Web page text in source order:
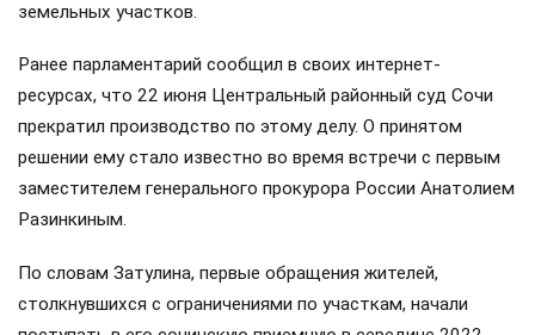
земельных участков.
Ранее парламентарий сообщил в своих интернет-
ресурсах, что 22 июня Центральный районный суд Сочи
прекратил производство по этому делу. О принятом
решении ему стало известно во время встречи с первым
заместителем генерального прокурора России Анатолием
Разинкиным.
По словам Затулина, первые обращения жителей,
столкнувшихся с ограничениями по участкам, начали